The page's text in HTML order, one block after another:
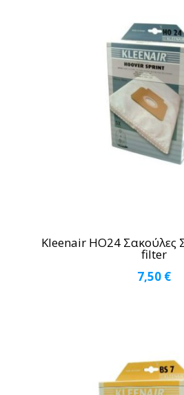
Kleenair HO24 Σακούλες
filter
7,50 €